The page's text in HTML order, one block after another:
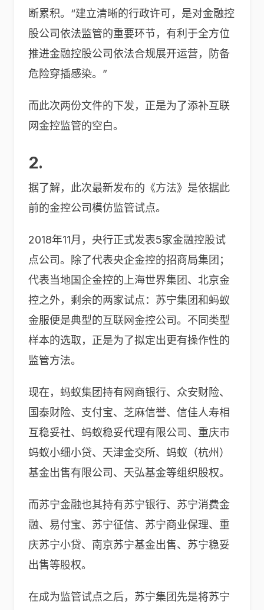
断累积。“建立清晰的行政许可，是对金融控
股公司依法监管的重要环节，有利于全方位
推进金融控股公司依法合规展开运营，防备
危险穿插感染。”
而此次两份文件的下发，正是为了添补互联
网金控监管的空白。
2.
据了解，此次最新发布的《方法》是依据此
前的金控公司模仿监管试点。
2018年11月，央行正式发表5家金融控股试
点公司。除了代表央企金控的招商局集团；
代表当地国企金控的上海世界集团、北京金
控之外，剩余的两家试点：苏宁集团和蚂蚁
金服便是典型的互联网金控公司。不同类型
样本的选取，正是为了拟定出更有操作性的
监管方法。
现在，蚂蚁集团持有网商银行、众安财险、
国泰财险、支付宝、芝麻信誉、信佳人寿相
互稳妥社、蚂蚁稳妥代理有限公司、重庆市
蚂蚁小细小贷、天津金交所、蚂蚁（杭州）
基金出售有限公司、天弘基金等组织股权。
而苏宁金融也其持有苏宁银行、苏宁消费金
融、易付宝、苏宁征信、苏宁商业保理、重
庆苏宁小贷、南京苏宁基金出售、苏宁稳妥
出售等股权。
在成为监管试点之后，苏宁集团先是将苏宁